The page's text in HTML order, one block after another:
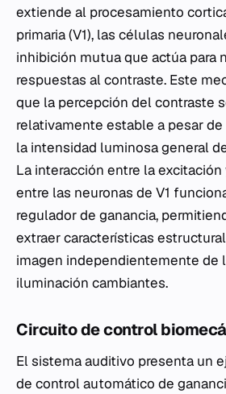
extiende al procesamiento
primaria (V1), las células
inhibición mutua que actúa para
respuestas al contraste. Este
que la percepción del contraste
relativamente estable a pesar
la intensidad luminosa general
La interacción entre la
entre las neuronas de V1
regulador de ganancia,
extraer características
imagen independientemente de
iluminación cambiantes.
Circuito de control
El sistema auditivo presenta un
de control automático de